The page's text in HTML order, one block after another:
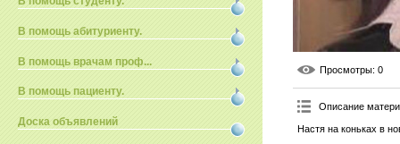
В помощь абитуриенту.
В помощь врачам проф...
В помощь пациенту.
Доска объявлений
Просмотры: 0
Описание
Настя на коньках в